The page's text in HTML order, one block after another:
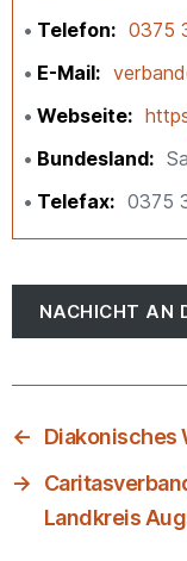
Telefon
0375
E-Mail
Webseite
Bundesland
Telefax
0375
NACHICHT AN
←
Diakonisches
→
Landkreis